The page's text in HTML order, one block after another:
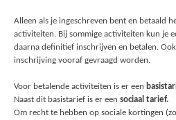
Alleen als je ingeschreven bent en betaald
activiteiten. Bij sommige activiteiten kun je
daarna definitief inschrijven en betalen.
inschrijving vooraf gevraagd worden.
Voor betalende activiteiten is er een
Naast dit basistarief is er een sociaal tarief.
Om recht te hebben op sociale kortingen